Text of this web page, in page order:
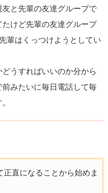
と先輩の友達グループで
けど先輩の友達グループ
輩はくっつけようとしてい
うすればいいのか分から
みたいに毎日電話して毎
正直になることから始めま